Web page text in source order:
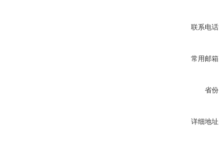
联系电话
常用邮箱
省份
详细地址